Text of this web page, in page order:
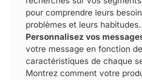
pour comprendre leurs
problèmes et leurs habitudes.
Personnalisez vos
votre message en fonction
caractéristiques de chaque
Montrez comment votre